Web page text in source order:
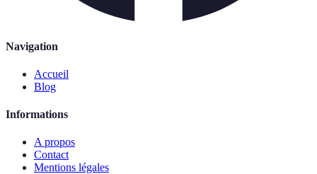
Navigation
Accueil
Blog
Informations
A propos
Contact
Mentions légales